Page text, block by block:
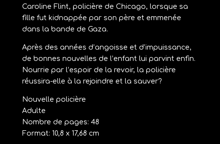
Caroline Flint, policière de Chicago, lorsque sa
fille fut kidnappée par son père et emmenée
dans la bande de Gaza.
Après des années d’angoisse et d’impuissance,
de bonnes nouvelles de l’enfant lui parvint enfin.
Nourrie par l’espoir de la revoir, la policière
réussira-elle à la rejoindre et la sauver?
Nouvelle policière
Adulte
Nombre de pages: 48
Format: 10,8 x 17,68 cm